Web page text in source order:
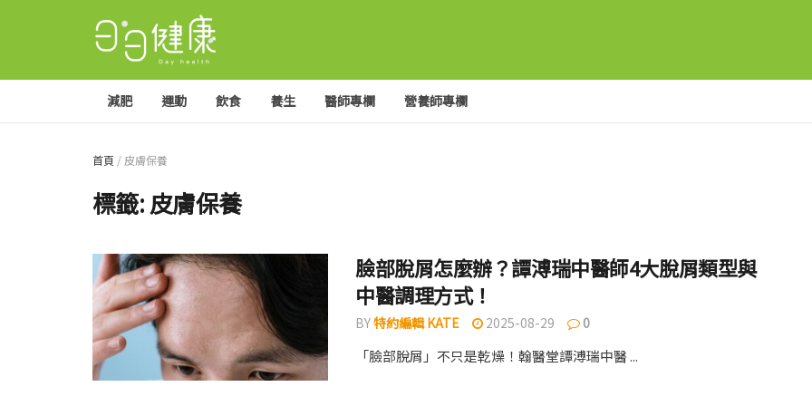
減肥 運動 飲食 養生 醫師專欄 營養師專欄
首頁 / 皮膚保養
標籤:皮膚保養
臉部脫屑怎麼辦？譚溥瑞中醫師4大脫屑類型與
中醫調理方式！
BY特約編輯 KATE 2025-08-29 0
「臉部脫屑」不只是乾燥！翰醫堂譚溥瑞中醫 ...